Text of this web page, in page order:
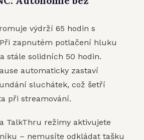
výdrží 65 hodin s
zapnutém potlačení hluku
stále solidních 50 hodin.
automaticky zastaví
sluchátek, což šetří
při streamování.
TalkThru režimy aktivujete
– nemusíte odkládat tašku